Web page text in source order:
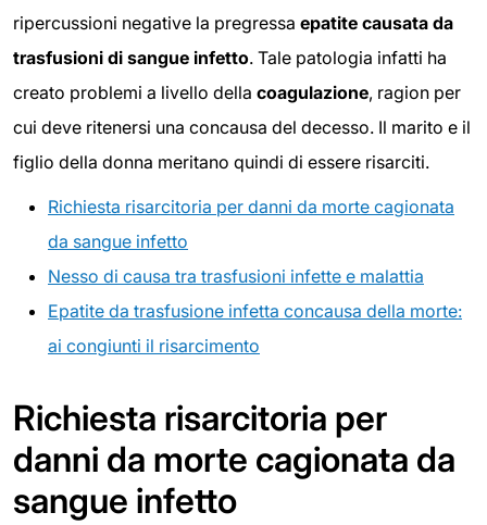
ripercussioni negative la pregressa epatite causata da
trasfusioni di sangue infetto. Tale patologia infatti ha
creato problemi a livello della coagulazione, ragion per
cui deve ritenersi una concausa del decesso. Il marito e il
figlio della donna meritano quindi di essere risarciti.
Richiesta risarcitoria per danni da morte cagionata
da sangue infetto
Nesso di causa tra trasfusioni infette e malattia
Epatite da trasfusione infetta concausa della morte:
ai congiunti il risarcimento
Richiesta risarcitoria per
danni da morte cagionata da
sangue infetto